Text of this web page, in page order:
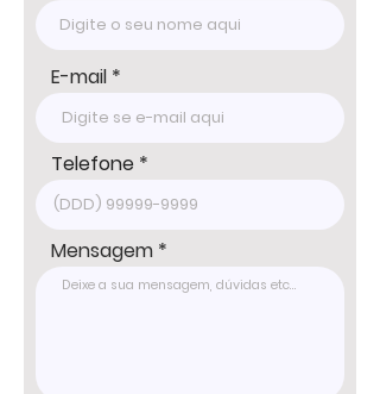
Tel: 15 3241.2846
WhatsApp: 15 98178-0158
www.delmassoimoveis.com.br
E-mail
Telefone
Mensagem